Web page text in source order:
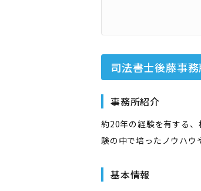
司法書士後藤事
事務所紹介
約20年の経験を有する
験の中で培ったノウハウ
基本情報